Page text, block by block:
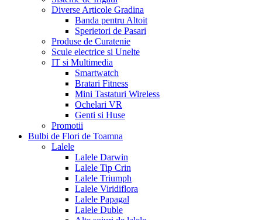
Diverse Articole Gradina
Banda pentru Altoit
Sperietori de Pasari
Produse de Curatenie
Scule electrice si Unelte
IT si Multimedia
Smartwatch
Bratari Fitness
Mini Tastaturi Wireless
Ochelari VR
Genti si Huse
Promotii
Bulbi de Flori de Toamna
Lalele
Lalele Darwin
Lalele Tip Crin
Lalele Triumph
Lalele Viridiflora
Lalele Papagal
Lalele Duble